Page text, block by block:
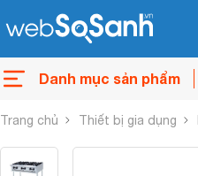
Danh mục sản phẩm
Trang chủ Thiết bị gia dụng